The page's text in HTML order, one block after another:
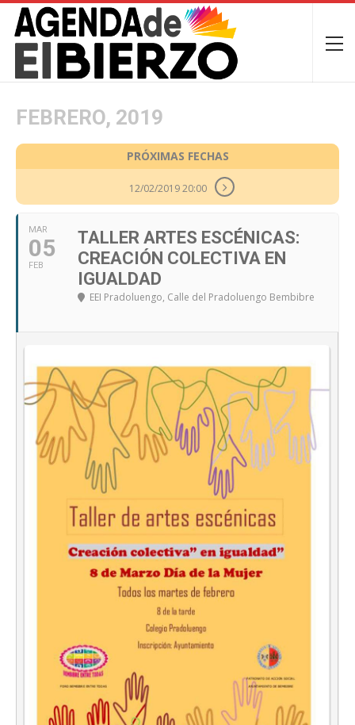
FEBRERO, 2019
PRÓXIMAS FECHAS
12/02/2019 20:00
MAR
05
FEB
TALLER ARTES ESCÉNICAS:
CREACIÓN COLECTIVA EN
IGUALDAD
EEI Pradoluengo, Calle del Pradoluengo Bembibre